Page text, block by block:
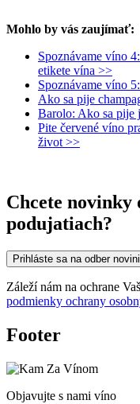
Mohlo by vás zaujímať:
Spoznávame víno
etikete vína >>
Spoznávame víno
Ako sa pije
Barolo: Ako sa pije
Pite červené víno
život >>
Chcete novinky
podujatiach?
Prihláste sa na odber
Záleží nám na ochrane
podmienky ochrany
Footer
Objavujte s nami víno